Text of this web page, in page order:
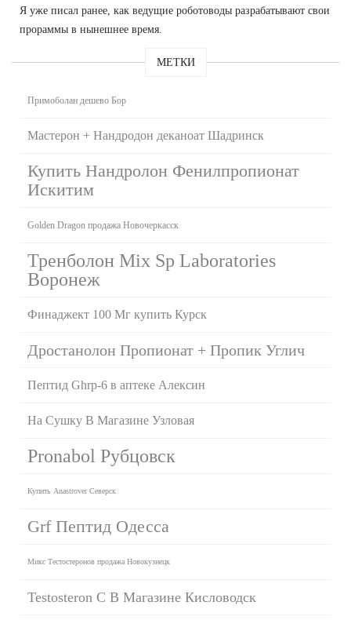
Я уже писал ранее, как ведущие роботоводы разрабатывают свои
прораммы в нынешнее время.
МЕТКИ
Примоболан дешево Бор
Мастерон + Нандродон деканоат Шадринск
Купить Нандролон Фенилпропионат
Искитим
Golden Dragon продажа Новочеркасск
Тренболон Mix Sp Laboratories
Воронеж
Финаджект 100 Мг купить Курск
Дростанолон Пропионат + Пропик Углич
Пептид Ghrp-6 в аптеке Алексин
На Сушку В Магазине Узловая
Pronabol Рубцовск
Купить Anastrover Северск
Grf Пептид Одесса
Микс Тестостеронов продажа Новокузнецк
Testosteron C В Магазине Кисловодск